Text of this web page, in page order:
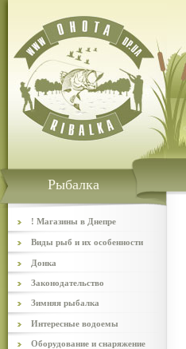
Рыбалка
! Магазины в Днепре
Виды рыб и их особенности
Донка
Законодательство
Зимняя рыбалка
Интересные водоемы
Оборудование и снаряжение